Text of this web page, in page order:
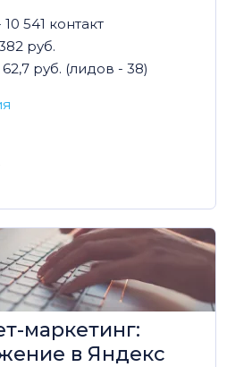
541 контакт
руб.
руб. (лидов - 38)
маркетинг:
в Яндекс